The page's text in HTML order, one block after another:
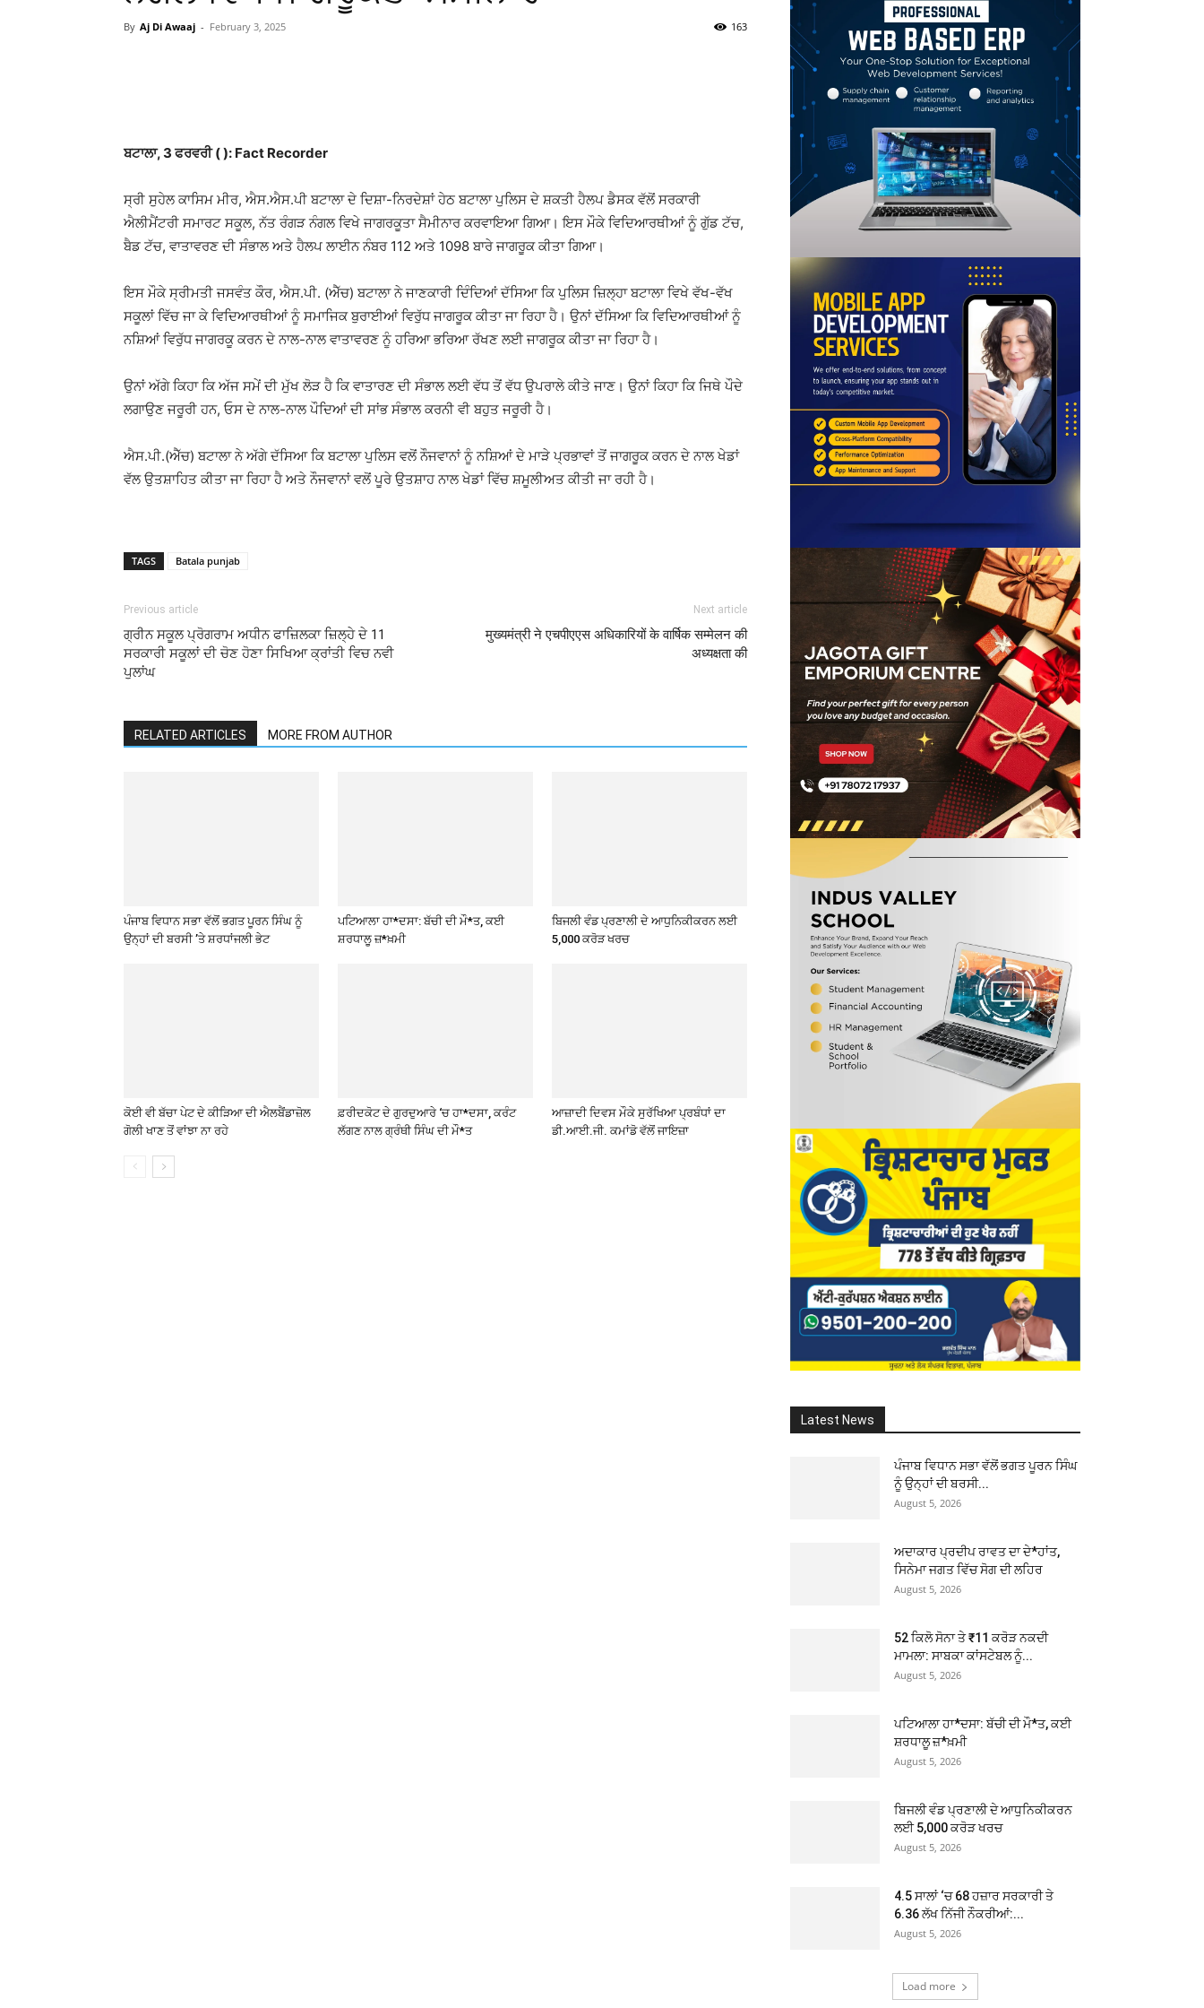
By Aj Di Awaaj - February 3, 2025 163
Linkedin Email
ਬਟਾਲਾ, 3 ਫਰਵਰੀ ( ): Fact Recorder
ਸ੍ਰੀ ਸੁਹੇਲ ਕਾਸਿਮ ਮੀਰ, ਐਸ.ਐਸ.ਪੀ ਬਟਾਲਾ ਦੇ ਦਿਸ਼ਾ-ਨਿਰਦੇਸ਼ਾਂ ਹੇਠ ਬਟਾਲਾ ਪੁਲਿਸ ਦੇ ਸ਼ਕਤੀ ਹੈਲਪ ਡੈਸਕ ਵੱਲੋਂ ਸਰਕਾਰੀ
ਐਲੀਮੈਂਟਰੀ ਸਮਾਰਟ ਸਕੂਲ, ਨੱਤ ਰੰਗੜ ਨੰਗਲ ਵਿਖੇ ਜਾਗਰਕੂਤਾ ਸੈਮੀਨਾਰ ਕਰਵਾਇਆ ਗਿਆ। ਇਸ ਮੌਕੇ ਵਿਦਿਆਰਥੀਆਂ ਨੂੰ ਗੁੱਡ ਟੱਚ,
ਬੈਡ ਟੱਚ, ਵਾਤਾਵਰਣ ਦੀ ਸੰਭਾਲ ਅਤੇ ਹੈਲਪ ਲਾਈਨ ਨੰਬਰ 112 ਅਤੇ 1098 ਬਾਰੇ ਜਾਗਰੂਕ ਕੀਤਾ ਗਿਆ।
ਇਸ ਮੌਕੇ ਸ੍ਰੀਮਤੀ ਜਸਵੰਤ ਕੌਰ, ਐਸ.ਪੀ. (ਐੱਚ) ਬਟਾਲਾ ਨੇ ਜਾਣਕਾਰੀ ਦਿੰਦਿਆਂ ਦੱਸਿਆ ਕਿ ਪੁਲਿਸ ਜ਼ਿਲ੍ਹਾ ਬਟਾਲਾ ਵਿਖੇ ਵੱਖ-ਵੱਖ
ਸਕੂਲਾਂ ਵਿੱਚ ਜਾ ਕੇ ਵਿਦਿਆਰਥੀਆਂ ਨੂੰ ਸਮਾਜਿਕ ਬੁਰਾਈਆਂ ਵਿਰੁੱਧ ਜਾਗਰੂਕ ਕੀਤਾ ਜਾ ਰਿਹਾ ਹੈ। ਉਨਾਂ ਦੱਸਿਆ ਕਿ ਵਿਦਿਆਰਥੀਆਂ ਨੂੰ
ਨਸ਼ਿਆਂ ਵਿਰੁੱਧ ਜਾਗਰਕੂ ਕਰਨ ਦੇ ਨਾਲ-ਨਾਲ ਵਾਤਾਵਰਣ ਨੂੰ ਹਰਿਆ ਭਰਿਆ ਰੱਖਣ ਲਈ ਜਾਗਰੂਕ ਕੀਤਾ ਜਾ ਰਿਹਾ ਹੈ।
ਉਨਾਂ ਅੱਗੇ ਕਿਹਾ ਕਿ ਅੱਜ ਸਮੇਂ ਦੀ ਮੁੱਖ ਲੋੜ ਹੈ ਕਿ ਵਾਤਾਰਣ ਦੀ ਸੰਭਾਲ ਲਈ ਵੱਧ ਤੋਂ ਵੱਧ ਉਪਰਾਲੇ ਕੀਤੇ ਜਾਣ। ਉਨਾਂ ਕਿਹਾ ਕਿ ਜਿਥੇ ਪੌਦੇ
ਲਗਾਉਣ ਜਰੂਰੀ ਹਨ, ਓਸ ਦੇ ਨਾਲ-ਨਾਲ ਪੌਦਿਆਂ ਦੀ ਸਾਂਭ ਸੰਭਾਲ ਕਰਨੀ ਵੀ ਬਹੁਤ ਜਰੂਰੀ ਹੈ।
ਐਸ.ਪੀ.(ਐੱਚ) ਬਟਾਲਾ ਨੇ ਅੱਗੇ ਦੱਸਿਆ ਕਿ ਬਟਾਲਾ ਪੁਲਿਸ ਵਲੋਂ ਨੌਜਵਾਨਾਂ ਨੂੰ ਨਸ਼ਿਆਂ ਦੇ ਮਾੜੇ ਪ੍ਰਭਾਵਾਂ ਤੋਂ ਜਾਗਰੂਕ ਕਰਨ ਦੇ ਨਾਲ ਖੇਡਾਂ
ਵੱਲ ਉਤਸ਼ਾਹਿਤ ਕੀਤਾ ਜਾ ਰਿਹਾ ਹੈ ਅਤੇ ਨੌਜਵਾਨਾਂ ਵਲੋਂ ਪੂਰੇ ਉਤਸ਼ਾਹ ਨਾਲ ਖੇਡਾਂ ਵਿੱਚ ਸ਼ਮੂਲੀਅਤ ਕੀਤੀ ਜਾ ਰਹੀ ਹੈ।
TAGS Batala punjab
Previous article
ਗ੍ਰੀਨ ਸਕੂਲ ਪ੍ਰੋਗਰਾਮ ਅਧੀਨ ਫਾਜ਼ਿਲਕਾ ਜ਼ਿਲ੍ਹੇ ਦੇ 11
ਸਰਕਾਰੀ ਸਕੂਲਾਂ ਦੀ ਚੋਣ ਹੋਣਾ ਸਿਖਿਆ ਕ੍ਰਾਂਤੀ ਵਿਚ ਨਵੀ
ਪੁਲਾਂਘ
Next article
मुख्यमंत्री ने एचपीएएस अधिकारियों के वार्षिक सम्मेलन की
अध्यक्षता की
RELATED ARTICLES MORE FROM AUTHOR
ਪੰਜਾਬ ਵਿਧਾਨ ਸਭਾ ਵੱਲੋਂ ਭਗਤ ਪੂਰਨ ਸਿੰਘ ਨੂੰ
ਉਨ੍ਹਾਂ ਦੀ ਬਰਸੀ ’ਤੇ ਸ਼ਰਧਾਂਜਲੀ ਭੇਟ
ਪਟਿਆਲਾ ਹਾ*ਦਸਾ: ਬੱਚੀ ਦੀ ਮੌ*ਤ, ਕਈ
ਸ਼ਰਧਾਲੂ ਜ਼*ਖ਼ਮੀ
ਬਿਜਲੀ ਵੰਡ ਪ੍ਰਣਾਲੀ ਦੇ ਆਧੁਨਿਕੀਕਰਨ ਲਈ
5,000 ਕਰੋੜ ਖਰਚ
ਕੋਈ ਵੀ ਬੱਚਾ ਪੇਟ ਦੇ ਕੀੜਿਆ ਦੀ ਐਲਬੈਂਡਾਜ਼ੋਲ
ਗੋਲੀ ਖਾਣ ਤੋਂ ਵਾਂਝਾ ਨਾ ਰਹੇ
ਫ਼ਰੀਦਕੋਟ ਦੇ ਗੁਰਦੁਆਰੇ ‘ਚ ਹਾ*ਦਸਾ, ਕਰੰਟ
ਲੱਗਣ ਨਾਲ ਗ੍ਰੰਥੀ ਸਿੰਘ ਦੀ ਮੌ*ਤ
ਆਜ਼ਾਦੀ ਦਿਵਸ ਮੌਕੇ ਸੁਰੱਖਿਆ ਪ੍ਰਬੰਧਾਂ ਦਾ
ਡੀ.ਆਈ.ਜੀ. ਕਮਾਂਡੋ ਵੱਲੋਂ ਜਾਇਜ਼ਾ
Latest News
ਪੰਜਾਬ ਵਿਧਾਨ ਸਭਾ ਵੱਲੋਂ ਭਗਤ ਪੂਰਨ ਸਿੰਘ
ਨੂੰ ਉਨ੍ਹਾਂ ਦੀ ਬਰਸੀ...
August 5, 2026
ਅਦਾਕਾਰ ਪ੍ਰਦੀਪ ਰਾਵਤ ਦਾ ਦੇ*ਹਾਂਤ,
ਸਿਨੇਮਾ ਜਗਤ ਵਿੱਚ ਸੋਗ ਦੀ ਲਹਿਰ
August 5, 2026
52 ਕਿਲੋ ਸੋਨਾ ਤੇ ₹11 ਕਰੋੜ ਨਕਦੀ
ਮਾਮਲਾ: ਸਾਬਕਾ ਕਾਂਸਟੇਬਲ ਨੂੰ...
August 5, 2026
ਪਟਿਆਲਾ ਹਾ*ਦਸਾ: ਬੱਚੀ ਦੀ ਮੌ*ਤ, ਕਈ
ਸ਼ਰਧਾਲੂ ਜ਼*ਖ਼ਮੀ
August 5, 2026
ਬਿਜਲੀ ਵੰਡ ਪ੍ਰਣਾਲੀ ਦੇ ਆਧੁਨਿਕੀਕਰਨ
ਲਈ 5,000 ਕਰੋੜ ਖਰਚ
August 5, 2026
4.5 ਸਾਲਾਂ ‘ਚ 68 ਹਜ਼ਾਰ ਸਰਕਾਰੀ ਤੇ
6.36 ਲੱਖ ਨਿੱਜੀ ਨੌਕਰੀਆਂ:...
August 5, 2026
Load more